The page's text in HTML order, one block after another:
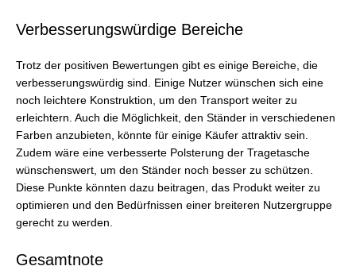
Verbesserungswürdige Bereiche
Trotz der positiven Bewertungen gibt es einige Bereiche, die
verbesserungswürdig sind. Einige Nutzer wünschen sich eine
noch leichtere Konstruktion, um den Transport weiter zu
erleichtern. Auch die Möglichkeit, den Ständer in verschiedenen
Farben anzubieten, könnte für einige Käufer attraktiv sein.
Zudem wäre eine verbesserte Polsterung der Tragetasche
wünschenswert, um den Ständer noch besser zu schützen.
Diese Punkte könnten dazu beitragen, das Produkt weiter zu
optimieren und den Bedürfnissen einer breiteren Nutzergruppe
gerecht zu werden.
Gesamtnote